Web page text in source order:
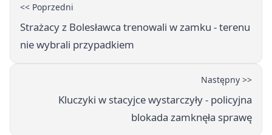
<< Poprzedni
Strażacy z Bolesławca trenowali w zamku - terenu
nie wybrali przypadkiem
Następny >>
Kluczyki w stacyjce wystarczyły - policyjna
blokada zamknęła sprawę